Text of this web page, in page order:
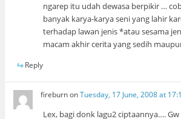
ngarep itu udah dewasa berpikir …
banyak karya-karya seni yang lahir
terhadap lawan jenis *atau sesama
macam akhir cerita yang sedih
Reply
fireburnonTuesday, 17 June, 2008 at
Lex, bagi donk lagu2 ciptaannya….